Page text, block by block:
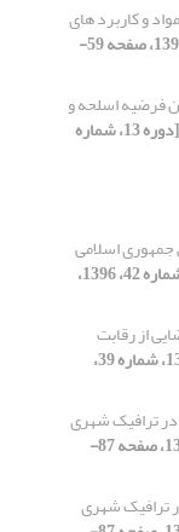
و کاربرد های
[دوره 13، شماره 39، 1396، صفحه 59-
فرضیه اسلحه و
[دوره 13، شماره
اسلامی
[دوره 13، شماره 42، 1396،
از رقابت
[دوره 13، شماره 39،
ترافیک شهری
[دوره 13، شماره 42، 1396، صفحه 87-
ترافیک شهری